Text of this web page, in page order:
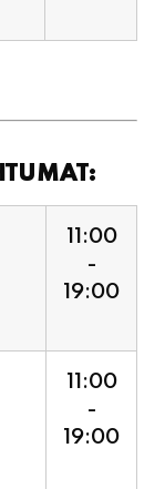
-
19:00
11:00
19:00
11:00